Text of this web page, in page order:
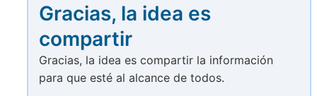
Gracias, la idea es
compartir
Gracias, la idea es compartir la información
para que esté al alcance de todos.